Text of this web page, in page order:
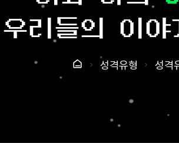
우리들의 이야
성격유형 성격